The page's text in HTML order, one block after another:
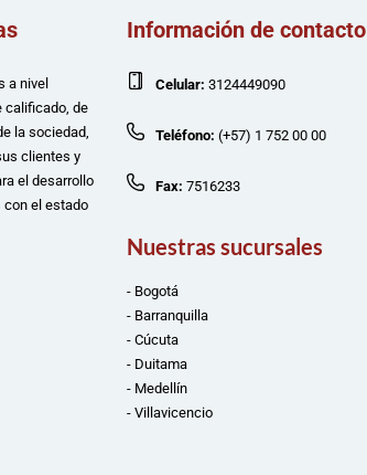
a nivel
calificado, de
la sociedad,
clientes y
el desarrollo
con el estado
Información de contacto
Celular: 3124449090
Teléfono: (+57) 1 752 00 00
Fax: 7516233
Nuestras sucursales
- Bogotá
- Barranquilla
- Cúcuta
- Duitama
- Medellín
- Villavicencio